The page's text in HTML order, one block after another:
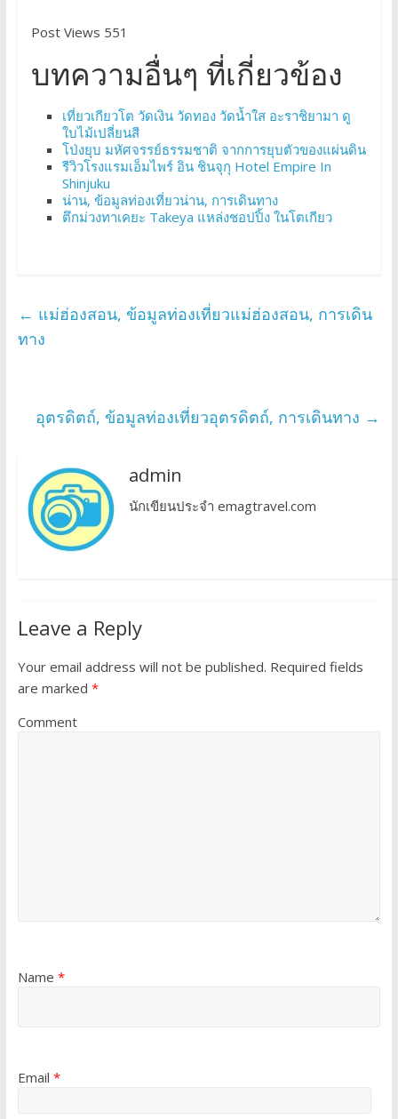
Post Views 551
บทความอื่นๆ ที่เกี่ยวข้อง
เที่ยวเกียวโต วัดเงิน วัดทอง วัดน้ำใส อะราชิยามา ดู
ใบไม้เปลี่ยนสี
โป่งยุบ มหัศจรรย์ธรรมชาติ จากการยุบตัวของแผ่นดิน
รีวิวโรงแรมเอ็มไพร์ อิน ชินจุกุ Hotel Empire In
Shinjuku
น่าน, ข้อมูลท่องเที่ยวน่าน, การเดินทาง
ตึกม่วงทาเคยะ Takeya แหล่งชอปปิ้ง ในโตเกียว
← แม่ฮ่องสอน, ข้อมูลท่องเที่ยวแม่ฮ่องสอน, การเดิน
ทาง
อุตรดิตถ์, ข้อมูลท่องเที่ยวอุตรดิตถ์, การเดินทาง →
admin
นักเขียนประจำ emagtravel.com
Leave a Reply
Your email address will not be published. Required fields
are marked *
Comment
Name *
Email *